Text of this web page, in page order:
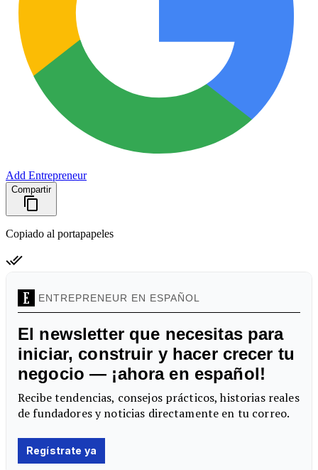
Add Entrepreneur
Compartir
Copiado al portapapeles